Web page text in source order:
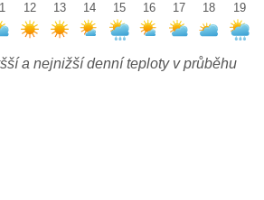
12
13
14
15
16
17
18
19
a nejnižší denní teploty v průběhu